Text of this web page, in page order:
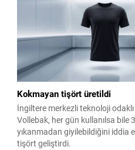
Kokmayan tişört üretildi
İngiltere merkezli teknoloji
Vollebak, her gün kullanılsa bile
yıkanmadan giyilebildiğini iddia
tişört geliştirdi.